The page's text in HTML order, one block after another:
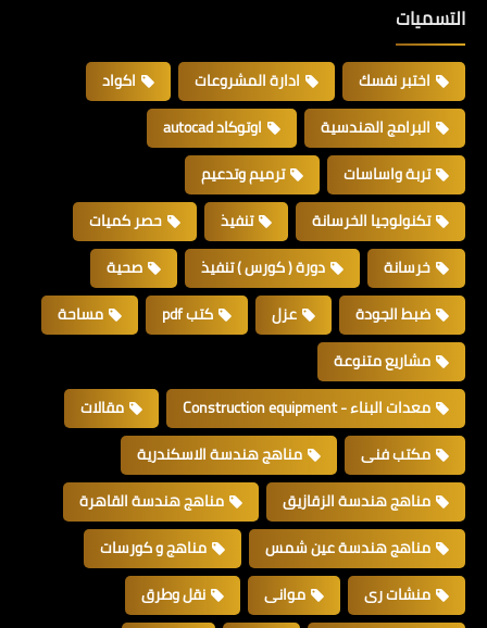
التسميات
اختبر نفسك ادارة المشروعات
اكواد
البرامج الهندسية
اوتوكاد autocad
تربة واساسات
ترميم وتدعيم
تكنولوجيا الخرسانة
تنفيذ
حصر كميات
خرسانة
دورة ( كورس ) تنفيذ
صحية
ضبط الجودة
عزل كتب pdf
مساحة
مشاريع متنوعة
معدات البناء - Construction equipment
مقالات
مكتب فنى
مناهج هندسة الاسكندرية
مناهج هندسة الزقازيق
مناهج هندسة القاهرة
مناهج هندسة عين شمس
مناهج و كورسات
منشات رى
موانى
نقل وطرق